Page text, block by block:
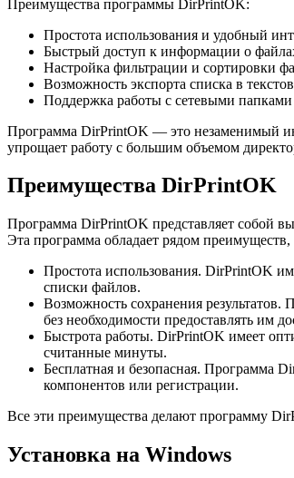
Преимущества программы DirPrintOK:
Простота использования и удобный
Быстрый доступ к информации о
Настройка фильтрации и сортировки
Возможность экспорта списка в
Поддержка работы с сетевыми папками
Программа DirPrintOK — это незаменимый
упрощает работу с большим объемом
Преимущества DirPrintOK
Программа DirPrintOK представляет собой
Эта программа обладает рядом
Простота использования. DirPrintOK
списки файлов.
Возможность сохранения
без необходимости предоставлять им
Быстрота работы. DirPrintOK имеет
считанные минуты.
Бесплатная и безопасная. Программа
компонентов или регистрации.
Все эти преимущества делают программу
Установка на Windows